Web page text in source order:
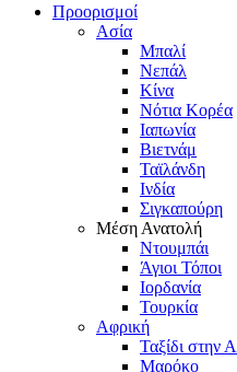
Προορισμοί
Ασία
Μπαλί
Νεπάλ
Κίνα
Νότια Κορέα
Ιαπωνία
Βιετνάμ
Ταϊλάνδη
Ινδία
Σιγκαπούρη
Μέση Ανατολή
Ντουμπάι
Άγιοι Τόποι
Ιορδανία
Τουρκία
Αφρική
Ταξίδι στην
Μαρόκο